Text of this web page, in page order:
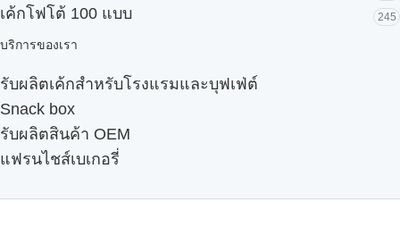
เค้กโฟโต้ 100 แบบ 245
บริการของเรา
รับผลิตเค้กสำหรับโรงแรมและบุฟเฟ่ต์
Snack box
รับผลิตสินค้า OEM
แฟรนไชส์เบเกอรี่